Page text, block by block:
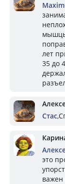
лет
35 до
Стас
это
важен